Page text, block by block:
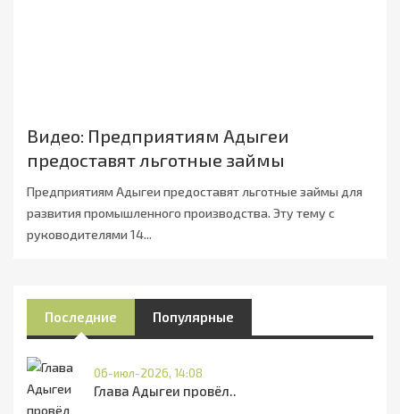
Видео: Предприятиям Адыгеи
предоставят льготные займы
Предприятиям Адыгеи предоставят льготные займы для
развития промышленного производства. Эту тему с
руководителями 14...
Последние Популярные
06-июл-2026, 14:08
Глава Адыгеи провёл..